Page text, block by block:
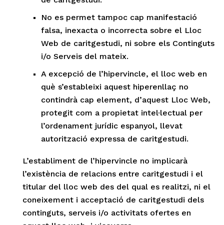
No es permet tampoc cap manifestació
falsa, inexacta o incorrecta sobre el Lloc
Web de caritgestudi, ni sobre els Continguts
i/o Serveis del mateix.
A excepció de l’hipervincle, el lloc web en
què s’estableixi aquest hiperenllaç no
contindrà cap element, d’aquest Lloc Web,
protegit com a propietat intel·lectual per
l’ordenament jurídic espanyol, llevat
autorització expressa de caritgestudi.
L’establiment de l’hipervincle no implicarà
l’existència de relacions entre caritgestudi i el
titular del lloc web des del qual es realitzi, ni el
coneixement i acceptació de caritgestudi dels
continguts, serveis i/o activitats ofertes en